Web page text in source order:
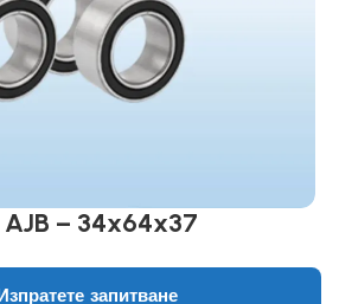
– 34x64x37
запитване